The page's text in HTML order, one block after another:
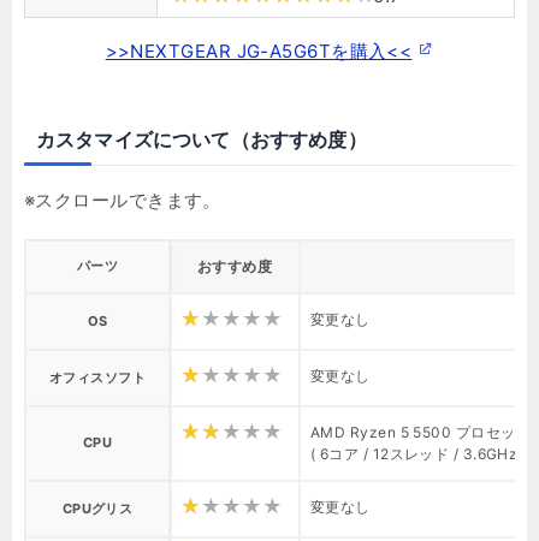
>>NEXTGEAR JG-A5G6Tを購入<<
カスタマイズについて（おすすめ度）
パーツ おすすめ度
OS 変更なし
オフィスソフト 変更なし
CPU
AMD Ryzen 5 5500 プロセッサ
( 6コア / 12スレッド / 3.6GHz /
CPUグリス 変更なし